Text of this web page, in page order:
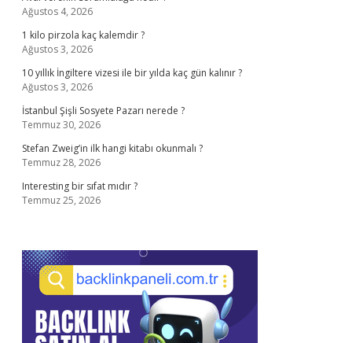
Ağustos 4, 2026
1 kilo pirzola kaç kalemdir ?
Ağustos 3, 2026
10 yıllık İngiltere vizesi ile bir yılda kaç gün kalınır ?
Ağustos 3, 2026
İstanbul Şişli Sosyete Pazarı nerede ?
Temmuz 30, 2026
Stefan Zweig’in ilk hangi kitabı okunmalı ?
Temmuz 28, 2026
Interesting bir sıfat mıdır ?
Temmuz 25, 2026